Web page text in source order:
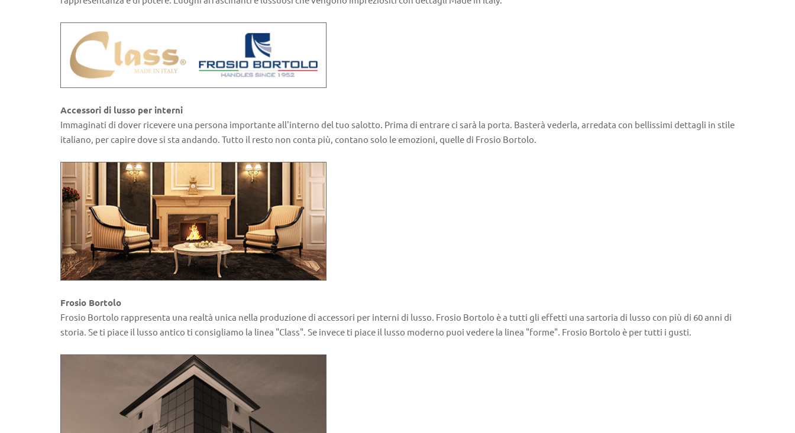
Accessori di lusso per interni
Immaginati di dover ricevere una persona importante all'interno del tuo salotto. Prima di entrare ci sarà la porta. Basterà vederla, arredata con bellissimi dettagli in stile
italiano, per capire dove si sta andando. Tutto il resto non conta più, contano solo le emozioni, quelle di Frosio Bortolo.
Frosio Bortolo
Frosio Bortolo rappresenta una realtà unica nella produzione di accessori per interni di lusso. Frosio Bortolo è a tutti gli effetti una sartoria di lusso con più di 60 anni di
storia. Se ti piace il lusso antico ti consigliamo la linea "Class". Se invece ti piace il lusso moderno puoi vedere la linea "forme". Frosio Bortolo è per tutti i gusti.